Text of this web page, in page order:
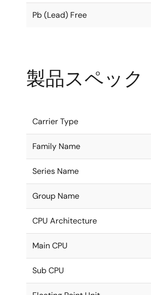
Pb (Lead) Free
製品スペック
Carrier Type
Family Name
Series Name
Group Name
CPU Architecture
Main CPU
Sub CPU